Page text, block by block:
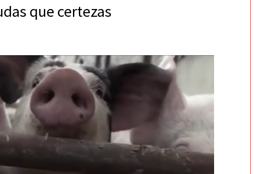
que certezas